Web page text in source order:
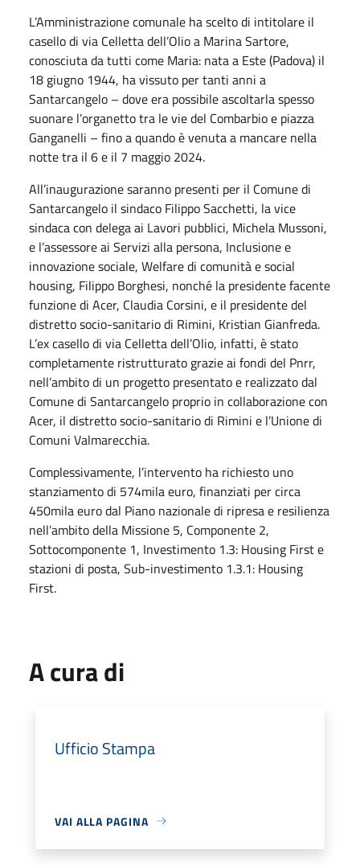
L’Amministrazione comunale ha scelto di intitolare il
casello di via Celletta dell’Olio a Marina Sartore,
conosciuta da tutti come Maria: nata a Este (Padova) il
18 giugno 1944, ha vissuto per tanti anni a
Santarcangelo – dove era possibile ascoltarla spesso
suonare l’organetto tra le vie del Combarbio e piazza
Ganganelli – fino a quando è venuta a mancare nella
notte tra il 6 e il 7 maggio 2024.
All’inaugurazione saranno presenti per il Comune di
Santarcangelo il sindaco Filippo Sacchetti, la vice
sindaca con delega ai Lavori pubblici, Michela Mussoni,
e l’assessore ai Servizi alla persona, Inclusione e
innovazione sociale, Welfare di comunità e social
housing, Filippo Borghesi, nonché la presidente facente
funzione di Acer, Claudia Corsini, e il presidente del
distretto socio-sanitario di Rimini, Kristian Gianfreda.
L’ex casello di via Celletta dell’Olio, infatti, è stato
completamente ristrutturato grazie ai fondi del Pnrr,
nell’ambito di un progetto presentato e realizzato dal
Comune di Santarcangelo proprio in collaborazione con
Acer, il distretto socio-sanitario di Rimini e l’Unione di
Comuni Valmarecchia.
Complessivamente, l’intervento ha richiesto uno
stanziamento di 574mila euro, finanziati per circa
450mila euro dal Piano nazionale di ripresa e resilienza
nell’ambito della Missione 5, Componente 2,
Sottocomponente 1, Investimento 1.3: Housing First e
stazioni di posta, Sub-investimento 1.3.1: Housing
First.
A cura di
Ufficio Stampa
VAI ALLA PAGINA